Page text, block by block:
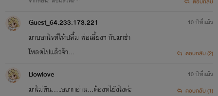
ebooks.in.th, hytexth
ookbeeและซื้ออ่านหน้าเว็บ
ที่
NiyayRak
Guest_64.233.173.221
มาบอกไรท์ให้ปลื้ม พ่อเลี้ยงฯ กับมาช่า
โหลดไปแล้วจ้า...
10 ปีที่แล้ว
ตอบกลับ (2)
Bowlove
มาไม่ทัน.....อยากอ่าน...ต้องทไยังไงค่ะ
10 ปีที่แล้ว
ตอบกลับ (1)